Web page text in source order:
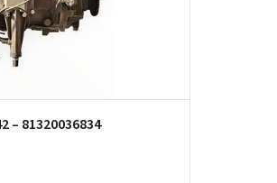
– 81320036834